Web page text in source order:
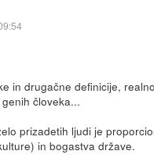
in drugačne definicije,
človeka...
prizadetih ljudi je
in bogastva države.